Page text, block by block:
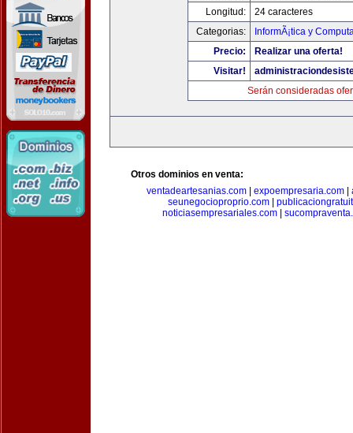
Longitud:
24 caracteres
Categorias:
InformÃ¡tica y
Precio:
Realizar una oferta!
Visitar!
Serán consideradas
Otros dominios en venta:
ventadeartesanias.com| expoempresaria.com|
seunegocioproprio.com
noticiasempresariales.com|